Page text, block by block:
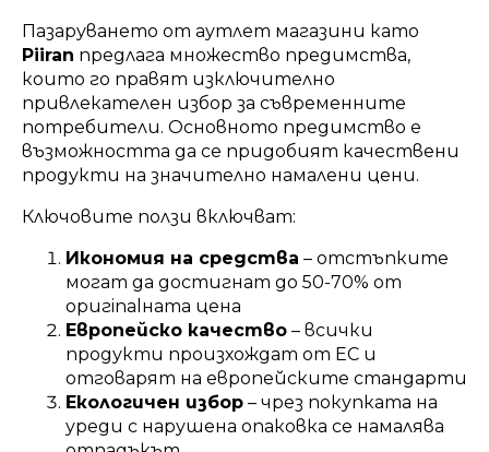
Пазаруването от аутлет магазини като
Piiran предлага множество предимства,
които го правят изключително
привлекателен избор за съвременните
потребители. Основното предимство е
възможността да се придобият качествени
продукти на значително намалени цени.
Ключовите ползи включват:
Икономия на средства – отстъпките
могат да достигнат до 50-70% от
оригinalната цена
Европейско качество – всички
продукти произхождат от ЕС и
отговарят на европейските стандарти
Екологичен избор – чрез покупката на
уреди с нарушена опаковка се намалява